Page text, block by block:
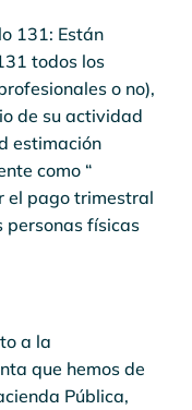
131: Están
todos los
o no),
de su actividad
estimación
como “
el pago trimestral
personas físicas
a la
que hemos de
Pública,